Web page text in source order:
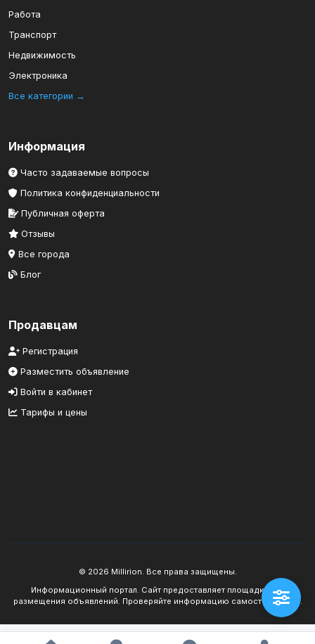
Работа
Транспорт
Недвижимость
Электроника
Все категории →
Информация
Часто задаваемые вопросы
Политика конфиденциальности
Публичная оферта
Отзывы
Все города
Блог
Продавцам
Регистрация
Разместить объявление
Войти в кабинет
Тарифы и цены
© 2026 Millirion. Все права защищены.
Информационный портал. Сайт предоставляет площадку для
размещения объявлений. Проверяйте информацию самостоятельно.